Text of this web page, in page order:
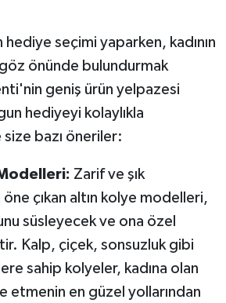
hediye seçimi yaparken, kadının
göz önünde bulundurmak
geniş ürün yelpazesi
hediyeyi kolaylıkla
bazı öneriler:
Zarif ve şık
öne çıkan altın kolye modelleri,
süsleyecek ve ona özel
Kalp, çiçek, sonsuzluk gibi
sahip kolyeler, kadına olan
etmenin en güzel yollarından